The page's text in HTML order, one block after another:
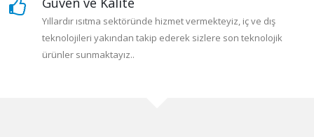
Yıllardır ısıtma sektöründe hizmet vermekteyiz, iç ve dış
teknolojileri yakından takip ederek sizlere son teknolojik
ürünler sunmaktayız..